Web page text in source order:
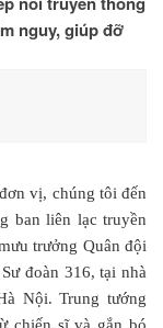
nguy, giúp đỡ
vị, chúng tôi đến
ban liên lạc truyền
trưởng Quân đội
đoàn 316, tại nhà
Nội. Trung tướng